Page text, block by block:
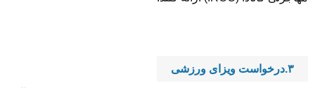
۳.درخواست ویزای ورزشی